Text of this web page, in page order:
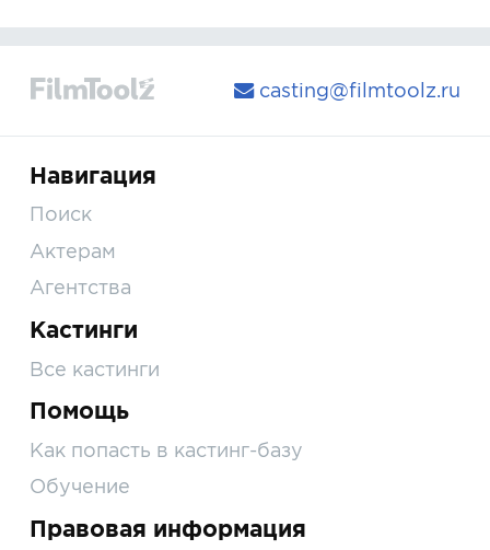
casting@filmtoolz.ru
Навигация
Поиск
Актерам
Агентства
Кастинги
Все кастинги
Помощь
Как попасть в кастинг-базу
Обучение
Правовая информация